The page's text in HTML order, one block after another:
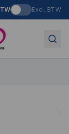
Excl. BTW